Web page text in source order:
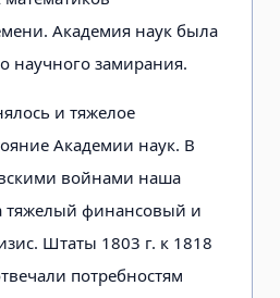
Академия наук была
научного замирания.
и тяжелое
Академии наук. В
войнами наша
тяжелый финансовый и
Штаты 1803 г. к 1818
потребностям